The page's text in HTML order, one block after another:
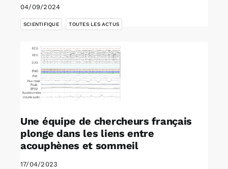
04/09/2024
SCIENTIFIQUE TOUTES LES ACTUS
Une équipe de chercheurs français
plonge dans les liens entre
acouphènes et sommeil
17/04/2023